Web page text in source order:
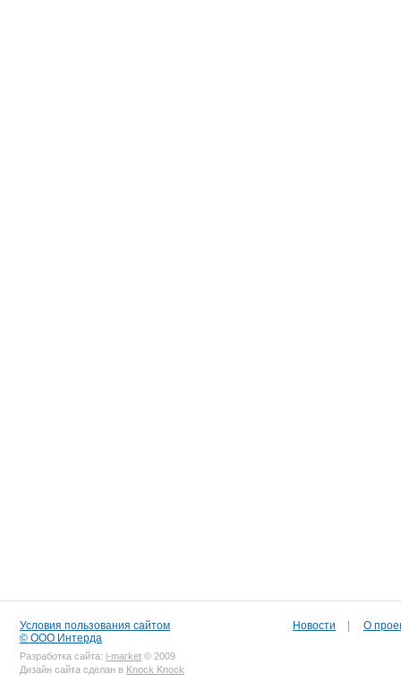
Условия пользования сайтом
© ООО Интерда
Разработка сайта: i-market © 2009
Дизайн сайта сделан в Knock Knock
Новости О